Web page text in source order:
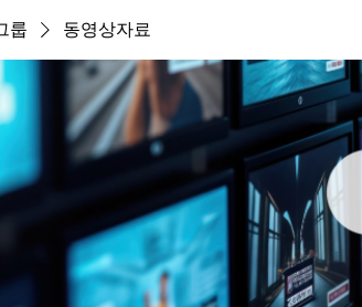
룹 동영상자료